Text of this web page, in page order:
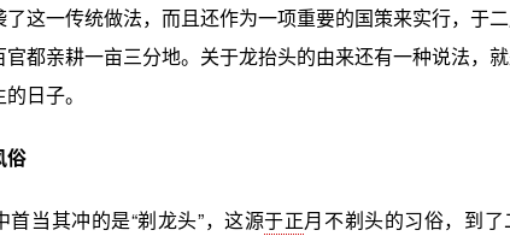
这一传统做法，而且还作为一项重要的国策来实行，于
都亲耕一亩三分地。关于龙抬头的由来还有一种说法，
日子。
俗
首当其冲的是“剃龙头”，这源于正月不剃头的习俗，到